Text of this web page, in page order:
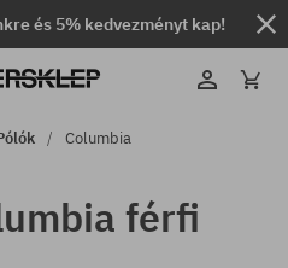
és 5% kedvezményt kap!
Columbia
férfi